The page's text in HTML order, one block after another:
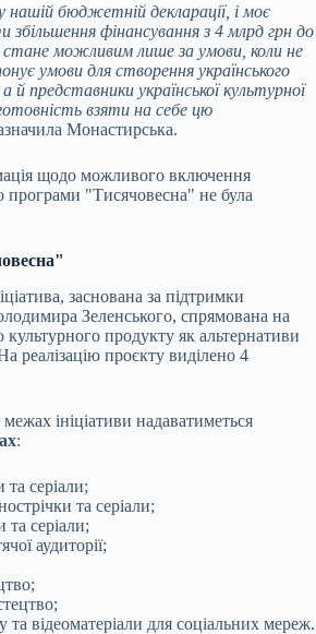
бюджетній декларації, і моє
збільшення фінансування з 4 млрд грн до
можливим лише за умови, коли не
умови для створення українського
й представники української культурної
взяти на себе цю
Монастирська.
щодо можливого включення
програми "Тисячовесна" не була
заснована за підтримки
Зеленського, спрямована на
культурного продукту як альтернативи
реалізацію проєкту виділено 4
ініціативи надаватиметься
:
та серіали;
та серіали;
та серіали;
аудиторії;
та відеоматеріали для соціальних мереж.